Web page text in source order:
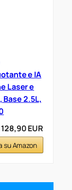
e IA
Laser e
2.5L,
128,90 EUR
su Amazon